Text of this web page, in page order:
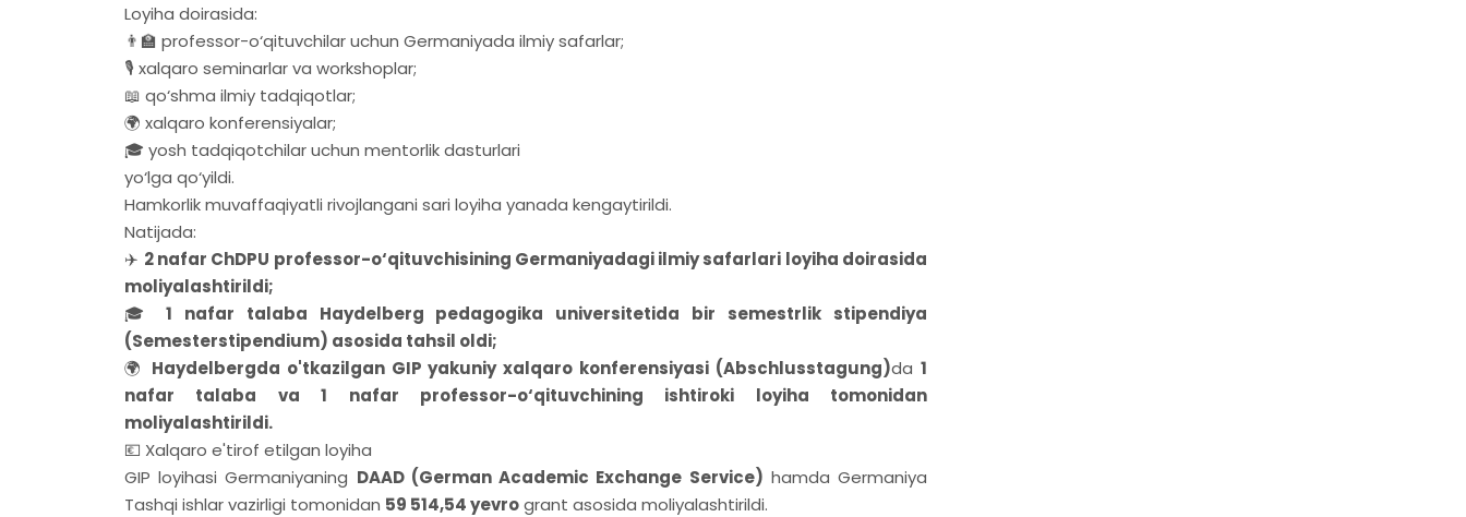
Loyiha doirasida:
👨‍🏫 professor-o‘qituvchilar uchun Germaniyada ilmiy safarlar;
🎙 xalqaro seminarlar va workshoplar;
📖 qo‘shma ilmiy tadqiqotlar;
🌍 xalqaro konferensiyalar;
🎓 yosh tadqiqotchilar uchun mentorlik dasturlari
yo‘lga qo‘yildi.
Hamkorlik muvaffaqiyatli rivojlangani sari loyiha yanada kengaytirildi.
Natijada:
✈️ 2 nafar ChDPU professor-o‘qituvchisining Germaniyadagi ilmiy safarlari loyiha doirasida
moliyalashtirildi;
🎓 1 nafar talaba Haydelberg pedagogika universitetida bir semestrlik stipendiya
(Semesterstipendium) asosida tahsil oldi;
🌍 Haydelbergda o'tkazilgan GIP yakuniy xalqaro konferensiyasi (Abschlusstagung)da1
nafar talaba va 1 nafar professor-o‘qituvchining ishtiroki loyiha tomonidan
moliyalashtirildi.
💶 Xalqaro e'tirof etilgan loyiha
GIP loyihasi Germaniyaning DAAD (German Academic Exchange Service) hamda Germaniya
Tashqi ishlar vazirligi tomonidan 59 514,54 yevrogrant asosida moliyalashtirildi.